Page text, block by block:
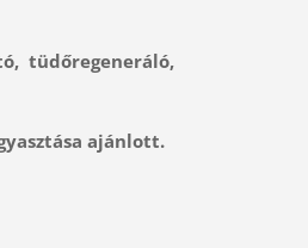
tüdőregeneráló,
ajánlott.